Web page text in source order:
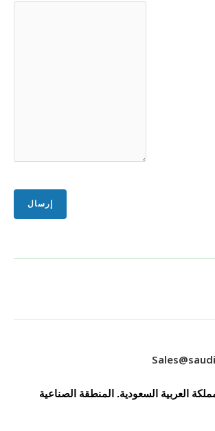
العربية السعودية. المنطقة الصناعية